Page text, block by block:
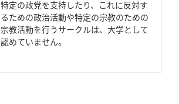
特定の政党を支持したり、これに反対す
るための政治活動や特定の宗教のための
宗教活動を行うサークルは、大学として
認めていません。